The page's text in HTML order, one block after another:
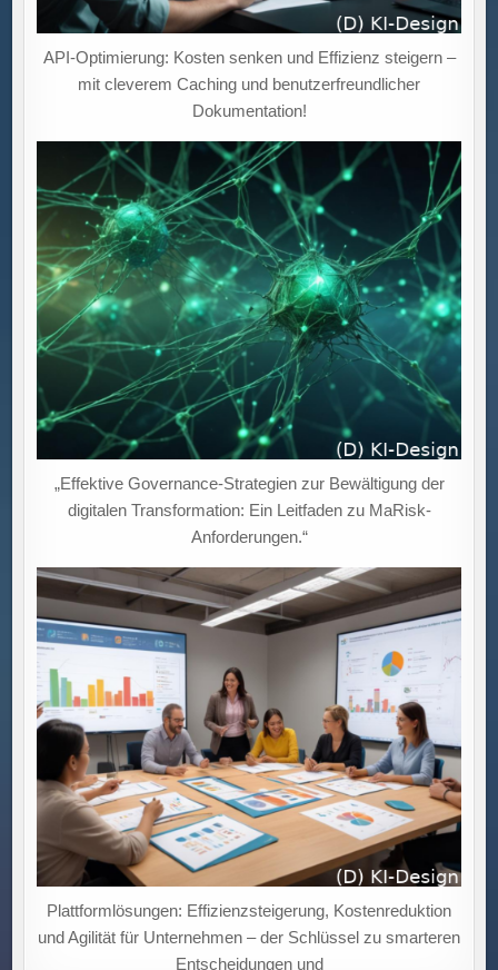
API-Optimierung: Kosten senken und Effizienz steigern –
mit cleverem Caching und benutzerfreundlicher
Dokumentation!
„Effektive Governance-Strategien zur Bewältigung der
digitalen Transformation: Ein Leitfaden zu MaRisk-
Anforderungen.“
Plattformlösungen: Effizienzsteigerung, Kostenreduktion
und Agilität für Unternehmen – der Schlüssel zu smarteren
Entscheidungen und